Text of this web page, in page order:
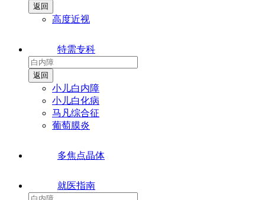
高度近视
特需专科
小儿白内障
小儿白化病
马凡综合征
葡萄膜炎
多焦点晶体
就医指南